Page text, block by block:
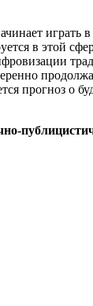
играть
в этой
прогноз о